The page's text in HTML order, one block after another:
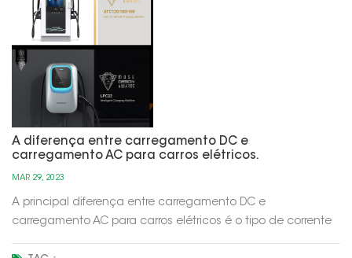
A diferença entre carregamento DC e
carregamento AC para carros elétricos.
MAR 29, 2023
A principal diferença entre carregamento DC e
carregamento AC para carros elétricos é o tipo de corrente
usada para carregar a bateria do carro. O carregamento